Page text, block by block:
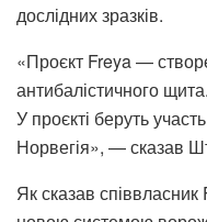
дослідних зразків.
«Проєкт Freya —
антибалістичного
У проєкті беруть
Норвегія», — сказав
Як сказав